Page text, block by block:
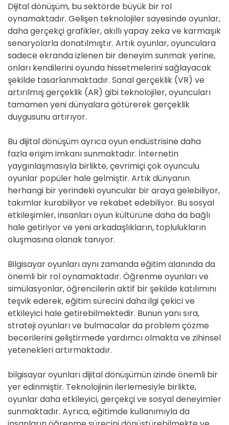
Dijital dönüşüm, bu sektörde büyük bir rol
oynamaktadır. Gelişen teknolojiler sayesinde oyunlar,
daha gerçekçi grafikler, akıllı yapay zeka ve karmaşık
senaryolarla donatılmıştır. Artık oyunlar, oyunculara
sadece ekranda izlenen bir deneyim sunmak yerine,
onları kendilerini oyunda hissetmelerini sağlayacak
şekilde tasarlanmaktadır. Sanal gerçeklik (VR) ve
artırılmış gerçeklik (AR) gibi teknolojiler, oyuncuları
tamamen yeni dünyalara götürerek gerçeklik
duygusunu artırıyor.
Bu dijital dönüşüm ayrıca oyun endüstrisine daha
fazla erişim imkanı sunmaktadır. İnternetin
yaygınlaşmasıyla birlikte, çevrimiçi çok oyunculu
oyunlar popüler hale gelmiştir. Artık dünyanın
herhangi bir yerindeki oyuncular bir araya gelebiliyor,
takımlar kurabiliyor ve rekabet edebiliyor. Bu sosyal
etkileşimler, insanları oyun kültürüne daha da bağlı
hale getiriyor ve yeni arkadaşlıkların, toplulukların
oluşmasına olanak tanıyor.
Bilgisayar oyunları aynı zamanda eğitim alanında da
önemli bir rol oynamaktadır. Öğrenme oyunları ve
simülasyonlar, öğrencilerin aktif bir şekilde katılımını
teşvik ederek, eğitim sürecini daha ilgi çekici ve
etkileyici hale getirebilmektedir. Bunun yanı sıra,
strateji oyunları ve bulmacalar da problem çözme
becerilerini geliştirmede yardımcı olmakta ve zihinsel
yetenekleri artırmaktadır.
bilgisayar oyunları dijital dönüşümün izinde önemli bir
yer edinmiştir. Teknolojinin ilerlemesiyle birlikte,
oyunlar daha etkileyici, gerçekçi ve sosyal deneyimler
sunmaktadır. Ayrıca, eğitimde kullanımıyla da